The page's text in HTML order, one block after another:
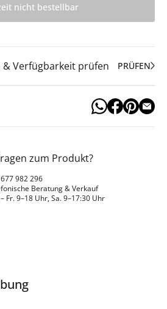
nicht bestellbar
Verfügbarkeit prüfen PRÜFEN
zum Produkt?
982 296
Beratung & Verkauf
Fr. 9–18 Uhr, Sa. 9–17:30 Uhr